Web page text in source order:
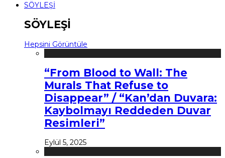
SÖYLEŞİ
SÖYLEŞİ
Hepsini Görüntüle
“From Blood to Wall: The
Murals That Refuse to
Disappear” / “Kan’dan Duvara:
Kaybolmayı Reddeden Duvar
Resimleri”
Eylül 5, 2025